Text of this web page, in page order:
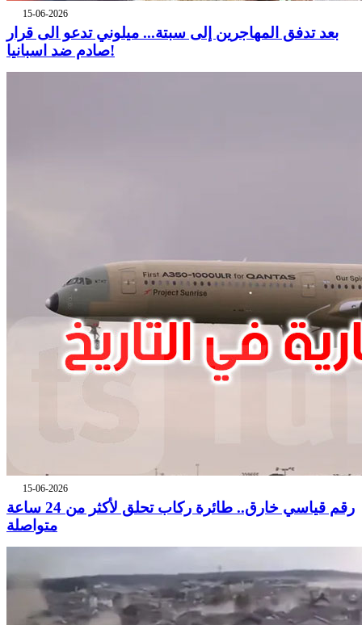
15-06-2026
بعد تدفق المهاجرين إلى سبتة... ميلوني تدعو الى قرار
صادم ضد اسبانيا!
15-06-2026
رقم قياسي خارق.. طائرة ركاب تحلق لأكثر من 24 ساعة
متواصلة